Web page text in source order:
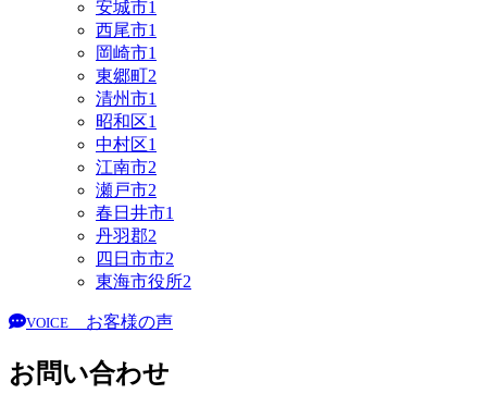
安城市1
西尾市1
岡崎市1
東郷町2
清州市1
昭和区1
中村区1
江南市2
瀬戸市2
春日井市1
丹羽郡2
四日市市2
東海市役所2
VOICE お客様の声
お問い合わせ